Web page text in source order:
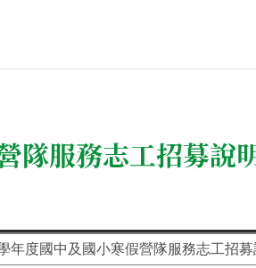
隊服務志工招募說
年度國中及國小寒假營隊服務志工招